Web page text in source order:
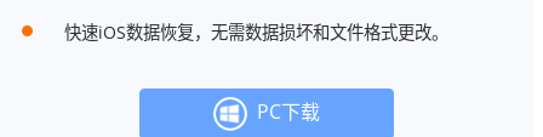
快速iOS数据恢复，无需数据损坏和文件格式更改。
PC下载